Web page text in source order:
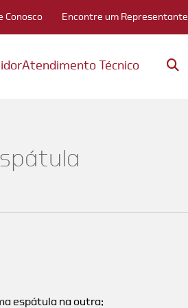
Conosco Encontre um Representante
Atendimento Técnico
espátula na outra;